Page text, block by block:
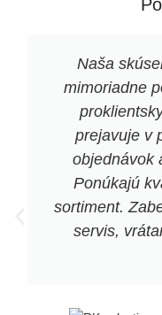
Naša
mimoriadne
prejavuje v
objednávok
Ponúkajú
sortiment.
servis,